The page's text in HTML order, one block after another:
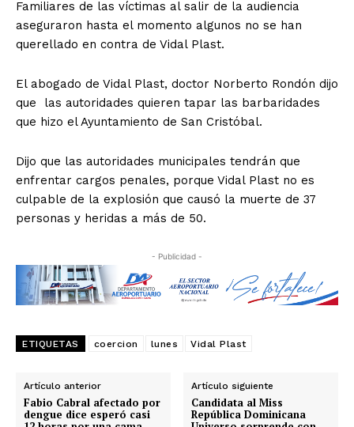
Familiares de las víctimas al salir de la audiencia
aseguraron hasta el momento algunos no se han
querellado en contra de Vidal Plast.
El abogado de Vidal Plast, doctor Norberto Rondón dijo
que las autoridades quieren tapar las barbaridades
que hizo el Ayuntamiento de San Cristóbal.
Dijo que las autoridades municipales tendrán que
enfrentar cargos penales, porque Vidal Plast no es
culpable de la explosión que causó la muerte de 37
personas y heridas a más de 50.
- Publicidad -
ETIQUETAS coercion lunes Vidal Plast
Artículo anterior
Fabio Cabral afectado por
dengue dice esperó casi
Artículo siguiente
Candidata al Miss
República Dominicana